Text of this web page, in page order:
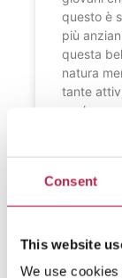
Consent
This website
We use
questo è
più
questa
natura
tante
anche